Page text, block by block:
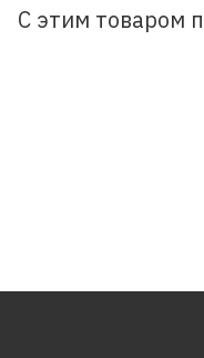
С этим товаром